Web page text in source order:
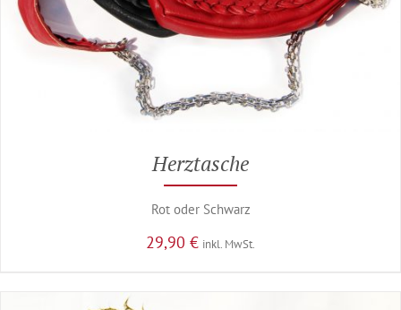
Herztasche
Rot oder Schwarz
29,90 € inkl. MwSt.